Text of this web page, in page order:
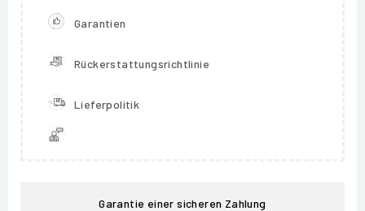
Garantien
Rückerstattungsrichtlinie
Lieferpolitik
Garantie einer sicheren Zahlung